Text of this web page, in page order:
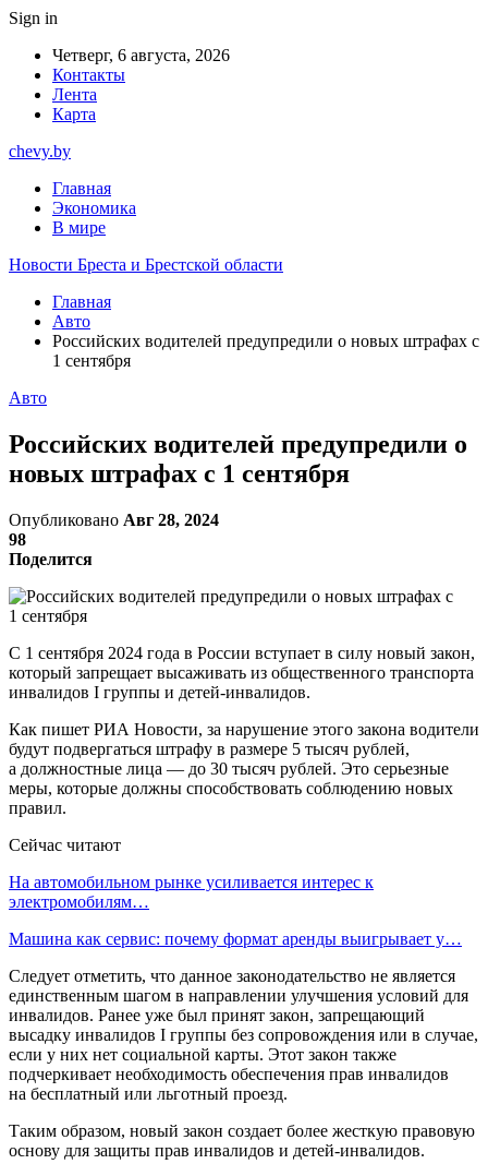
Sign in
Четверг, 6 августа, 2026
Контакты
Лента
Карта
chevy.by
Главная
Экономика
В мире
Новости Бреста и Брестской области
Главная
Авто
Российских водителей предупредили о новых штрафах с
1 сентября
Авто
Российских водителей предупредили о
новых штрафах с 1 сентября
Опубликовано Авг 28, 2024
98
Поделится
С 1 сентября 2024 года в России вступает в силу новый закон,
который запрещает высаживать из общественного транспорта
инвалидов I группы и детей-инвалидов.
Как пишет РИА Новости, за нарушение этого закона водители
будут подвергаться штрафу в размере 5 тысяч рублей,
а должностные лица — до 30 тысяч рублей. Это серьезные
меры, которые должны способствовать соблюдению новых
правил.
Сейчас читают
На автомобильном рынке усиливается интерес к
электромобилям…
Машина как сервис: почему формат аренды выигрывает у…
Следует отметить, что данное законодательство не является
единственным шагом в направлении улучшения условий для
инвалидов. Ранее уже был принят закон, запрещающий
высадку инвалидов I группы без сопровождения или в случае,
если у них нет социальной карты. Этот закон также
подчеркивает необходимость обеспечения прав инвалидов
на бесплатный или льготный проезд.
Таким образом, новый закон создает более жесткую правовую
основу для защиты прав инвалидов и детей-инвалидов.